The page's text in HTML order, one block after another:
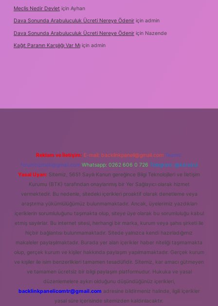
Meclis Nedir Devlet için Ayhan
Dava Sonunda Arabuluculuk Ücreti Nereye Ödenir için admin
Dava Sonunda Arabuluculuk Ücreti Nereye Ödenir için Nazende
Kağıt Paranın Karşılığı Var Mı için admin
Reklam ve İletişim: E-mail: backlinkpaneli@gmail.com Teams:
forumhizmeti@gmail.com Whatsapp: 0262 606 0 726 Telegram: @karabul
Yasal Uyarı: Sitemiz, 5651 Sayılı Kanun gereğince Bilgi Teknolojileri ve İletişim
Kurumu (BTK) tarafından onaylanmış bir Yer Sağlayıcı olarak hizmet
vermektedir. Bu nedenle, sitedeki içerikleri proaktif olarak denetleme veya
araştırma yükümlülüğümüz bulunmamaktadır. Ancak, üyelerimiz yazdıkları
içeriklerin sorumluluğunu taşımakta olup, siteye üye olarak bu sorumluluğu kabul
etmiş sayılırlar. Bu internet sitesi, herhangi bir marka, kurum veya şahıs şirketi ile
hiçbir bağlantısı bulunmamaktadır. Sitede yalnızca kendi hazırladığımız
makaleler paylaşılmaktadır. Burada yer alan içerikler haber niteliği taşımamakta
olup, gerçek kurum ve kişiler hakkında paylaşım yapılmamaktadır. Gerçek kurum
ve kişiler ile isim benzerlikleri tamamen tesadüfidir. Sitemiz, kar amacı gütmeyen
ve tamamen ücretsiz bir bilgi paylaşım platformudur. Hukuka ve yasal
düzenlemelere aykırı olduğunu düşündüğünüz içerikleri,
backlinkpanelicomtr@gmail.com adresine bildirmeniz halinde, ilgili içerikler
yasal süre içerisinde sitemizden kaldırılacaktır.